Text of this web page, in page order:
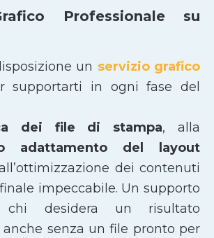
Professionale su
un servizio grafico
supportarti in ogni fase del
dei file di stampa, alla
adattamento del layout
dei contenuti
impeccabile. Un supporto
desidera un risultato
anche senza un file pronto per